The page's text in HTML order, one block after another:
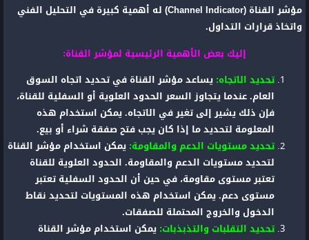
مؤشر القناة (Channel Indicator) له أهمية كبيرة في التحليل الفني
واتخاذ قرارات التداول.
إليك بعض الأهمية الرئيسية لمؤشر القناة:
تحديد الاتجاه: يساعد مؤشر القناة في تحديد اتجاه السوق
العام. عندما يتجاوز السعر الحدود العلوية أو السفلية للقناة،
فإن ذلك يشير إلى تغير في الاتجاه. يمكن استخدام هذه
المعلومة لتحديد ما إذا كان يجب فتح صفقة شراء أو بيع.
تحديد مستويات الدعم والمقاومة: يمكن استخدام مؤشر القناة
لتحديد مستويات الدعم والمقاومة. الحدود العلوية للقناة
تعتبر مستوى مقاومة، في حين أن الحدود السفلية تعتبر
مستوى دعم. يمكن استخدام هذه المستويات لتحديد نقاط
الدخول والخروج المحتملة للصفقات.
تحديد التقلبات والتذبذبات: يمكن استخدام مؤشر القناة